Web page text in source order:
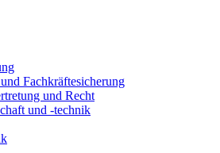
Fachkräftesicherung
und Recht
und -technik